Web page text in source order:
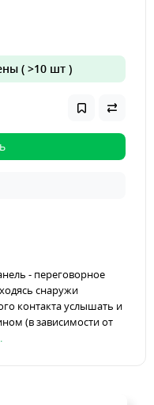
( >10 шт )
- переговорное
снаружи
контакта услышать и
(в зависимости от